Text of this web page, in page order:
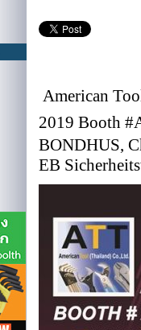
American
2019 Booth
BONDHUS,
EB